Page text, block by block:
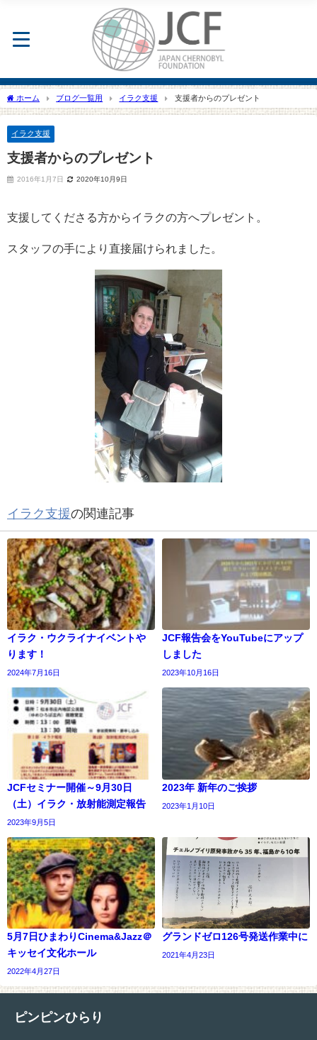
ホーム ブログ一覧用 イラク支援 支援者からのプレゼント
イラク支援
支援者からのプレゼント
2016年1月7日 2020年10月9日
支援してくださる方からイラクの方へプレゼント。
スタッフの手により直接届けられました。
イラク支援の関連記事
イラク・ウクライナイベントや
ります！
2024年7月16日
JCF報告会をYouTubeにアップ
しました
2023年10月16日
JCFセミナー開催～9月30日
（土）イラク・放射能測定報告
2023年9月5日
2023年 新年のご挨拶
2023年1月10日
5月7日ひまわりCinema&Jazz＠
キッセイ文化ホール
2022年4月27日
グランドゼロ126号発送作業中に
2021年4月23日
ピンピンひらり